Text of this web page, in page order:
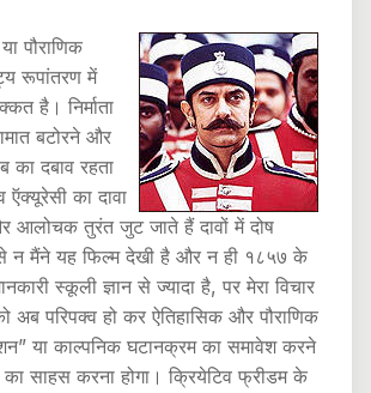
पौराणिक
रूपांतरण में
है। निर्माता
बटोरने और
दबाव रहता
का दावा
आलोचक तुरंत जुट जाते हैं दावों में दोष
न मैंने यह फिल्म देखी है और न ही १८५७ के
स्कूली ज्ञान से ज्यादा है, पर मेरा विचार
अब परिपक्व हो कर ऐतिहासिक और पौराणिक
या काल्पनिक घटानक्रम का समावेश करने
साहस करना होगा। क्रियेटिव फ्रीडम के